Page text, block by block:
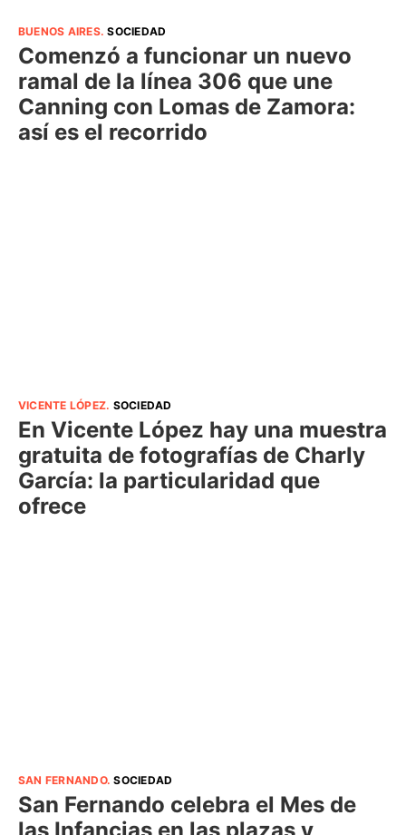
BUENOS AIRES.SOCIEDAD
Comenzó a funcionar un nuevo
ramal de la línea 306 que une
Canning con Lomas de Zamora:
así es el recorrido
VICENTE LÓPEZ. SOCIEDAD
En Vicente López hay una muestra
gratuita de fotografías de Charly
García: la particularidad que
ofrece
SAN FERNANDO.SOCIEDAD
San Fernando celebra el Mes de
las Infancias en las plazas y